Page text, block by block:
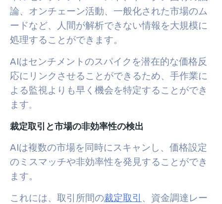
論、オンチェーン活動、一般化された市場のム
ードなど、人間が解析できない情報を大規模に
処理することができます。
AIはセンチメントのスパイクを潜在的な価格反
応にリンクさせることができるため、手作業に
よる監視よりも早く機会を特定することができ
ます。
裁定取引と市場の非効率性の検出
AIは複数の市場を同時にスキャンし、価格設定
のミスマッチや非効率性を発見することができ
ます。
これには、取引所間の裁定取引 、資金調達レー